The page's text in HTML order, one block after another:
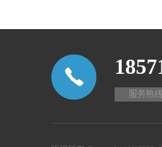
服务热线